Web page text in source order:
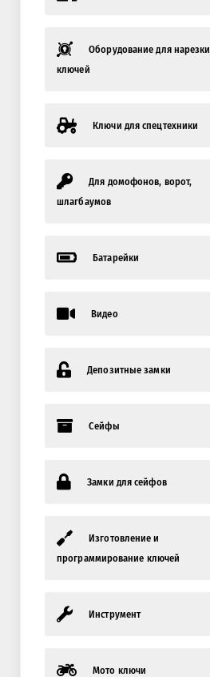
Оборудование для нарезки
ключей
Ключи для спецтехники
Для домофонов, ворот,
шлагбаумов
Батарейки
Видео
Депозитные замки
Сейфы
Замки для сейфов
Изготовление и
программирование ключей
Инструмент
Мото ключи